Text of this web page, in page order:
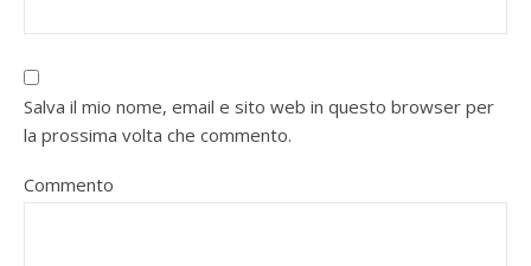
Salva il mio nome, email e sito web in questo browser per
la prossima volta che commento.
Commento